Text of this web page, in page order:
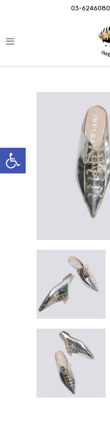
פתח
03-6246080